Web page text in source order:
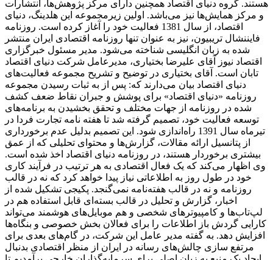
هستند. گروه دنیای اقتصاد همچنین دارای مرکز پژوهش‌ها، انتشارات
و مرکز همایش‌ها نیز می‌باشد. اولین زیرمجموعه این هلدینگ، دنیای
اقتصاد، از سال 1381 فعالیت خود را آغاز کرده است. روزنامه
فایننشال تریبیون، نیز به عنوان تنها روزنامه اقتصادی ایران منتشر
شده به زبان انگلیسی شناخته می‌شود. مدیر مسئول خبرگزاری
اقتصاد نیوز آقای علیرضا بختیاری، مدیرعامل شرکت دنیای اقتصاد
تابان است. آقای بختیاری در توضیح و تشریح مجموعه فعالیت‌های
دنیای اقتصاد بیان می‌دارند که: پس از به ثبات رسیدن مجموعه
روزنامه «دنیای اقتصاد» برای پوشش و جبران نقاط ضعف کشف
شده در روزنامه از جهات مختلف و تحقق بخشیدن به برنامه‌های
توسعه فعالیت خود، تصمیم گرفته شد تا هفته نامه تجارت فردا در
تیرماه سال 1391 راه‌اندازی شود. این تصمیم بدلیل عدم برخورداری
از پتانسیل ارائه مقالات، گزارش‌ها و محتوای تحلیلی که از عمق
بیشتری برخوردار هستند، در روزنامه دنیای اقتصاد اخذ شده است.
وی اظهار می‌کند که یک فعال اقتصادی به هر ترتیب در فرآیند کاری
خود در طول روز به اطلاعاتی نیاز پیدا خواهد کرد که نه در قالب
روزنامه و نه در قالب هفته‌نامه نمی‌گنجد. پکیجی تشکیل شده از
اخبار، گزارش و تحلیل در قالب بسته‌ای قابل استفاده هم در
لپ‌تاب‌ها و کامپیوترهای شخصی و هم موبایل‌های هوشمند می‌تواند
کارایی گردش باز اطلاعات را برای فعالان بخش خصوصی و بنگاه‌ها
افزایش دهد. به گفته مدیر عامل این شرکت، در گام‌های بعدی برای
مرتفع سازی چالش‌های رسانه در ایران از منظر اقتصادی بدنبال